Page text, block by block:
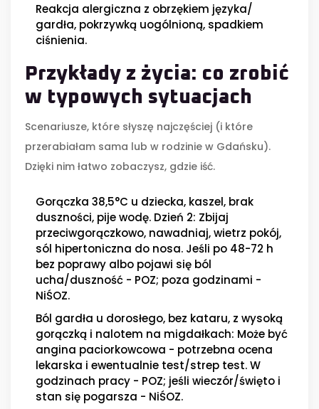
Reakcja alergiczna z obrzękiem języka/
gardła, pokrzywką uogólnioną, spadkiem
ciśnienia.
Przykłady z życia: co zrobić
w typowych sytuacjach
Scenariusze, które słyszę najczęściej (i które
przerabiałam sama lub w rodzinie w Gdańsku).
Dzięki nim łatwo zobaczysz, gdzie iść.
Gorączka 38,5°C u dziecka, kaszel, brak
duszności, pije wodę. Dzień 2: Zbijaj
przeciwgorączkowo, nawadniaj, wietrz pokój,
sól hipertoniczna do nosa. Jeśli po 48-72 h
bez poprawy albo pojawi się ból
ucha/duszność - POZ; poza godzinami -
NiŚOZ.
Ból gardła u dorosłego, bez kataru, z wysoką
gorączką i nalotem na migdałkach: Może być
angina paciorkowcowa - potrzebna ocena
lekarska i ewentualnie test/strep test. W
godzinach pracy - POZ; jeśli wieczór/święto i
stan się pogarsza - NiŚOZ.